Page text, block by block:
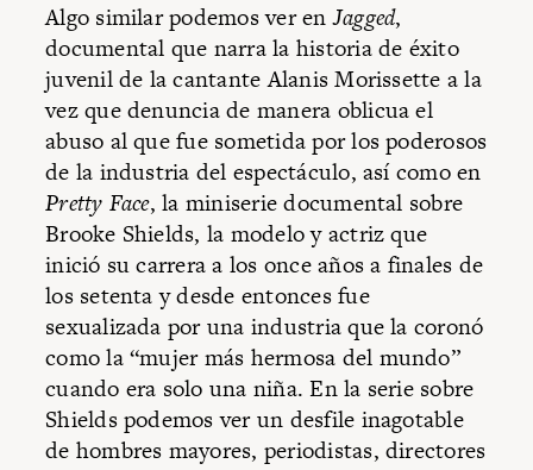
Algo similar podemos ver enJagged,
documental que narra la historia de éxito
juvenil de la cantante Alanis Morissette a la
vez que denuncia de manera oblicua el
abuso al que fue sometida por los poderosos
de la industria del espectáculo, así como en
Pretty Face, la miniserie documental sobre
Brooke Shields, la modelo y actriz que
inició su carrera a los once años a finales de
los setenta y desde entonces fue
sexualizada por una industria que la coronó
como la “mujer más hermosa del mundo”
cuando era solo una niña. En la serie sobre
Shields podemos ver un desfile inagotable
de hombres mayores, periodistas, directores